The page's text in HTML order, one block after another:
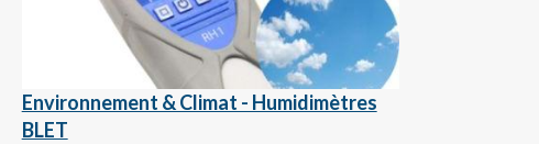
Environnement & Climat - Humidimètres
BLET